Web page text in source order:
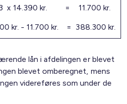
x 14.390 kr. = 11.700 kr.
kr. - 11.700 kr. = 388.300 kr.
lån i afdelingen er blevet
blevet omberegnet, mens
videreføres som under de